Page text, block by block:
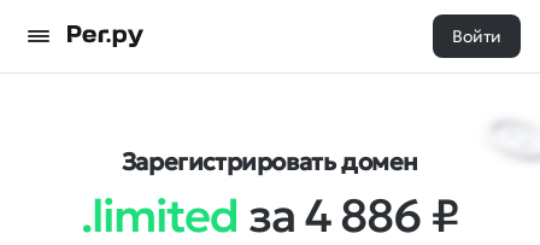
Войти
Зарегистрировать домен
.limited за 4 886 ₽